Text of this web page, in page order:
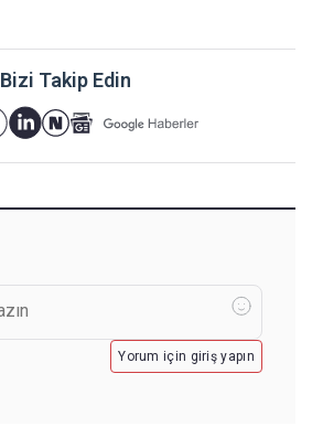
Bizi Takip Edin
Yorum için giriş yapın